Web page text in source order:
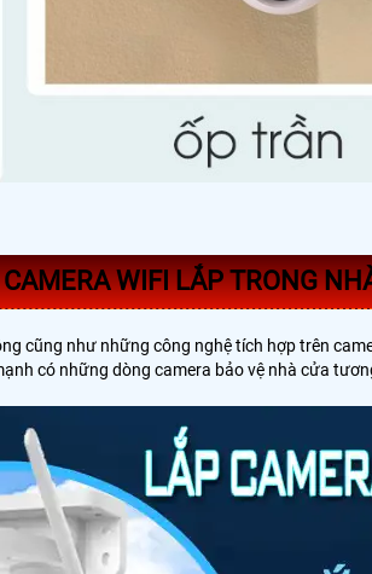
WIFI LẮP TRONG
cũng như những công nghệ tích hợp trên
có những dòng camera bảo vệ nhà cửa